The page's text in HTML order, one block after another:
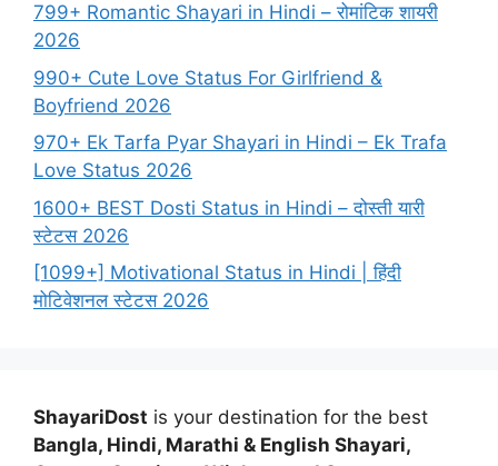
799+ Romantic Shayari in Hindi – रोमांटिक शायरी
2026
990+ Cute Love Status For Girlfriend &
Boyfriend 2026
970+ Ek Tarfa Pyar Shayari in Hindi – Ek Trafa
Love Status 2026
1600+ BEST Dosti Status in Hindi – दोस्ती यारी
स्टेटस 2026
[1099+] Motivational Status in Hindi | हिंदी
मोटिवेशनल स्टेटस 2026
ShayariDost is your destination for the best
Bangla, Hindi, Marathi & English Shayari,